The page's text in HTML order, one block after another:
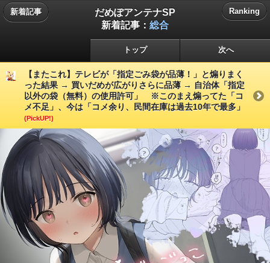
新着記事
だめぽアンテナSP
新着記事： 総合
Ranking
トップ 次へ
【またこれ】テレビが「指定ごみ袋が品薄！」と煽りまく
った結果 → 買いだめが広がりさらに品薄 → 自治体「指定
以外の袋（無料）の使用許可」 ※このまえ煽ってた「コ
メ不足」、今は「コメ余り、民間在庫は過去10年で最多」
(PickUP!)